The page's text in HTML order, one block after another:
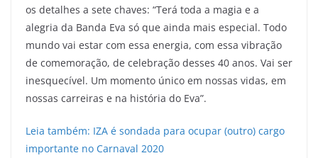
os detalhes a sete chaves: “Terá toda a magia e a
alegria da Banda Eva só que ainda mais especial. Todo
mundo vai estar com essa energia, com essa vibração
de comemoração, de celebração desses 40 anos. Vai ser
inesquecível. Um momento único em nossas vidas, em
nossas carreiras e na história do Eva”.
Leia também: IZA é sondada para ocupar (outro) cargo
importante no Carnaval 2020